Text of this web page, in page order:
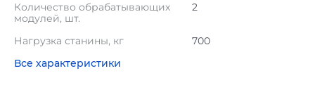
Количество обрабатывающих
модулей, шт.
2
Нагрузка станины, кг
700
Все характеристики